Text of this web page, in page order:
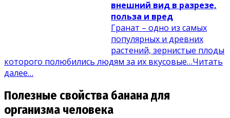
внешний вид в разрезе,
польза и вред
Гранат – одно из самых
популярных и древних
растений, зернистые плоды
которого полюбились людям за их вкусовые…Читать
далее…
Полезные свойства банана для
организма человека